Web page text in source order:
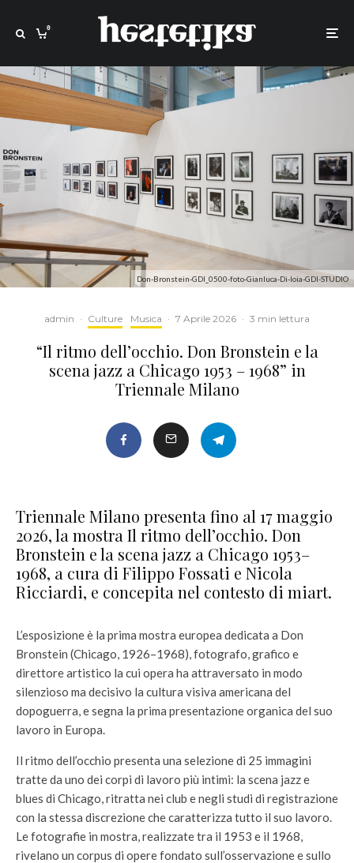
0
Don-Bronstein-GDI_0500-foto-Gianluca-Di-Ioia-GDI-STUDIO
admin · Culture Musica · 7 Aprile 2026 · 3 min lettura
“​Il ritmo dell’occhio. Don Bronstein e la
scena jazz a Chicago 1953 – 1968” in
Triennale Milano
Triennale Milano presenta fino al 17 maggio
2026, la mostra Il ritmo dell’occhio. Don
Bronstein e la scena jazz a Chicago 1953–
1968, a cura di Filippo Fossati e Nicola
Ricciardi, e concepita nel contesto di miart.
L’esposizione è la prima mostra europea dedicata a Don
Bronstein (Chicago, 1926–1968), fotografo, grafico e
direttore artistico la cui opera ha attraversato in modo
silenzioso ma decisivo la cultura visiva americana del
dopoguerra, e segna la prima presentazione organica del suo
lavoro in Europa.
Il ritmo dell’occhio presenta una selezione di 25 immagini
tratte da uno dei corpi di lavoro più intimi: la scena jazz e
blues di Chicago, ritratta nei club e negli studi di registrazione
con la stessa discrezione che caratterizza tutto il suo lavoro.
Le fotografie in mostra, realizzate tra il 1953 e il 1968,
rivelano un corpus di opere fondato sull’osservazione e sullo